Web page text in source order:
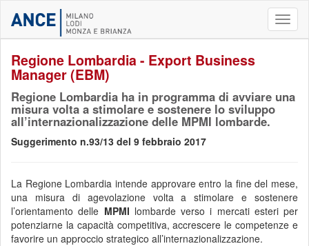
Regione Lombardia - Export Business
Manager (EBM)
Regione Lombardia ha in programma di avviare una
misura volta a stimolare e sostenere lo sviluppo
all’internazionalizzazione delle MPMI lombarde.
Suggerimento n.93/13 del 9 febbraio 2017
La Regione Lombardia intende approvare entro la fine del mese,
una misura di agevolazione volta a stimolare e sostenere
l’orientamento delle MPMI lombarde verso i mercati esteri per
potenziarne la capacità competitiva, accrescere le competenze e
favorire un approccio strategico all’internazionalizzazione.